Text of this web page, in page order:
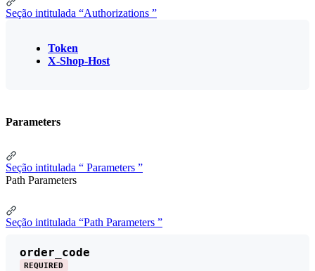
Seção intitulada “Authorizations ”
Token
X-Shop-Host
Parameters
Seção intitulada “ Parameters ”
Path Parameters
Seção intitulada “Path Parameters ”
order_code
REQUIRED